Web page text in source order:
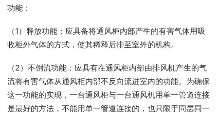
功能：
（1）释放功能：应具备将通风柜内部产生的有害气体用吸
收柜外气体的方式，使其稀释后排至室外的机构。
（2）不倒流功能：应具有在通风柜内部由排风机产生的气
流将有害气体从通风柜内部不反向流进室内的功能。为确保
这一功能的实现，一台通风柜与一台通风机用单一管道连接
是最好的方法，不能用单一管道连接的，也只限于同层同一